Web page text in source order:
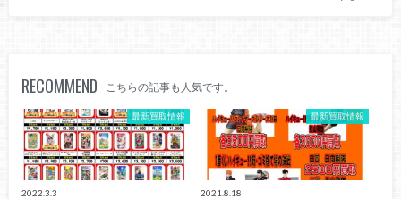
RECOMMEND こちらの記事も人気です。
最新買取情報
2022.3.3
最新買取情報
2021.8.18